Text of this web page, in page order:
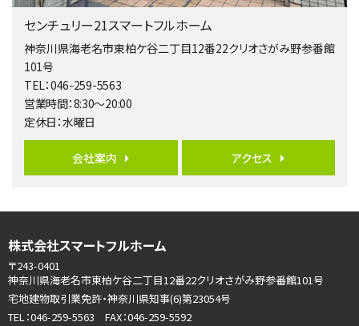
3,680万円
バ19分・ 歩8分
開放感があり日当たり良好な南西・北西角地区画。 …
第6位
4ＳＬＤＫ
海老名駅
さがみ野駅
歩17分
ご家族が集まるLDKは１７．５帖とゆとりある広さ…
センチュリー21スマートフルホーム
神奈川県海老名市東柏ケ谷二丁目12番22クリオさがみ野参番館
101号
TEL：046-259-5563
営業時間：8:30～20:00
定休日：水曜日
会社案内 アクセス
株式会社スマートフルホーム
〒243-0401
神奈川県海老名市東柏ケ谷二丁目12番22クリオさがみ野参番館101号
宅地建物取引業免許・神奈川県知事(6)第23054号
TEL：046-259-5563 FAX：046-259-5592